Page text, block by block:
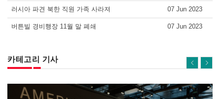
러시아 파견 북한 직원 가족 사라져 07 Jun 2023
버튼빌 경비행장 11월 말 폐쇄 07 Jun 2023
카테고리 기사